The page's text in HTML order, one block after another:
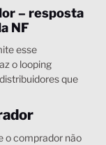
– resposta
NF
esse
o looping
que
o comprador não